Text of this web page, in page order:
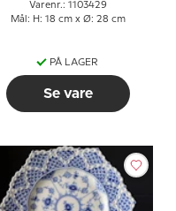
Varenr.: 1103429
Mål: H: 18 cm x Ø: 28 cm
PÅ LAGER
Se vare